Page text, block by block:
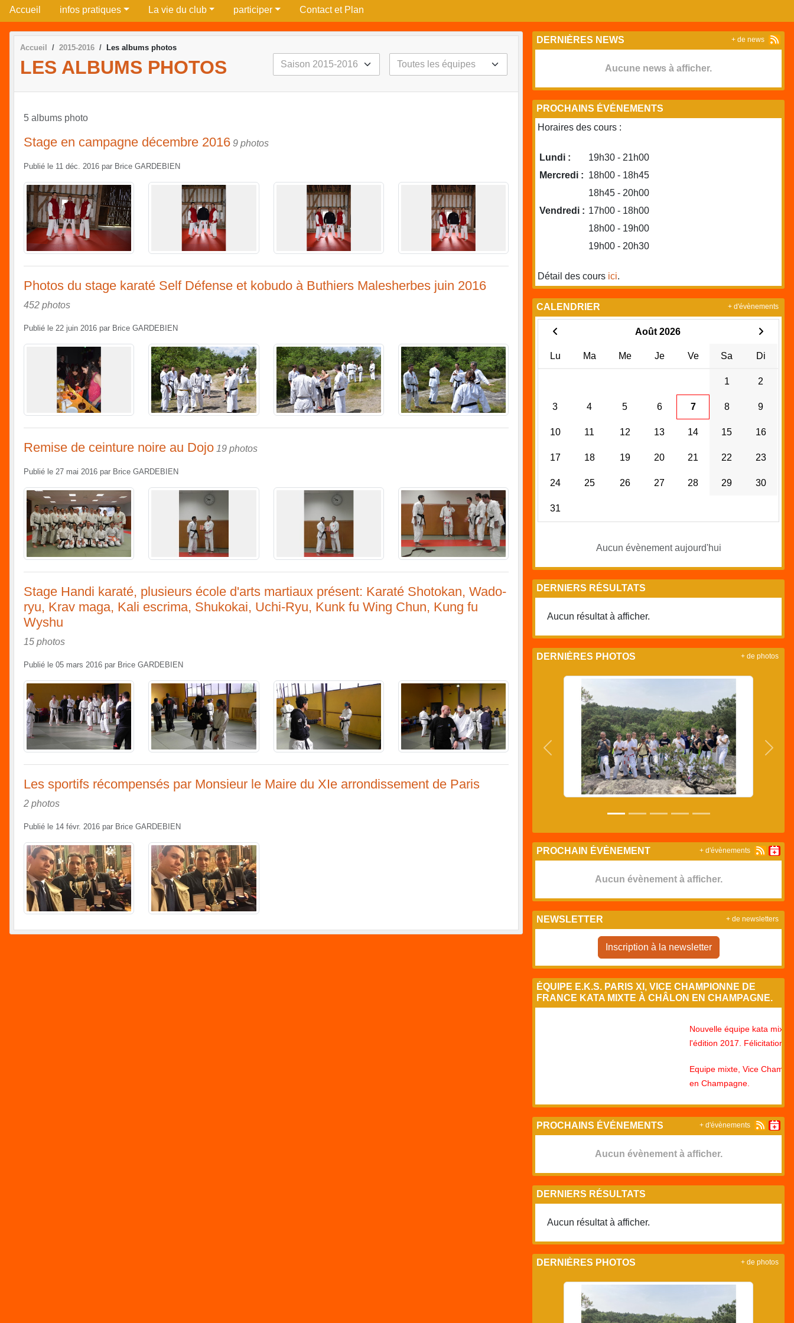
Accueil infos pratiques La vie du club participer Contact et Plan
Accueil 2015-2016 Les albums photos
LES ALBUMS PHOTOS
5 albums photo
Stage en campagne décembre 2016 9 photos
Publié le 11 déc. 2016 par Brice GARDEBIEN
Photos du stage karaté Self Défense et kobudo à Buthiers Malesherbes juin 2016
452 photos
Publié le 22 juin 2016 par Brice GARDEBIEN
Remise de ceinture noire au Dojo 19 photos
Publié le 27 mai 2016 par Brice GARDEBIEN
Stage Handi karaté, plusieurs école d'arts martiaux présent: Karaté Shotokan, Wado-
ryu, Krav maga, Kali escrima, Shukokai, Uchi-Ryu, Kunk fu Wing Chun, Kung fu
Wyshu
15 photos
Publié le 05 mars 2016 par Brice GARDEBIEN
Les sportifs récompensés par Monsieur le Maire du XIe arrondissement de Paris
2 photos
Publié le 14 févr. 2016 par Brice GARDEBIEN
DERNIÈRES NEWS
Aucune news à afficher.
+ de news
PROCHAINS ÉVÉNEMENTS
Horaires des cours :
Lundi :
19h30 - 21h00
Mercredi : 18h00 - 18h45
18h45 - 20h00
Vendredi : 17h00 - 18h00
18h00 - 19h00
19h00 - 20h30
Détail des cours ici.
CALENDRIER
Août 2026
Lu Ma Me Je Ve Sa Di
1 2
3 4 5 6 7 8 9
10 11 12 13 14 15 16
17 18 19 20 21 22 23
24 25 26 27 28 29 30
31
Aucun évènement aujourd'hui
+ d'évènements
DERNIERS RÉSULTATS
Aucun résultat à afficher.
DERNIÈRES PHOTOS
Précedent
+ de photos
PROCHAIN ÉVÈNEMENT
Aucun évènement à afficher.
+ d'évènements
NEWSLETTER
Inscription à la newsletter
+ de newsletters
ÉQUIPE E.K.S. PARIS XI, VICE CHAMPIONNE DE
FRANCE KATA MIXTE À CHÂLON EN CHAMPAGNE.
Nouvelle équipe kata mixte,
l'édition 2017. Félicitation à
Equipe mixte, Vice
en Champagne.
PROCHAINS ÉVÉNEMENTS
Aucun évènement à afficher.
+ d'évènements
DERNIERS RÉSULTATS
Aucun résultat à afficher.
DERNIÈRES PHOTOS + de photos